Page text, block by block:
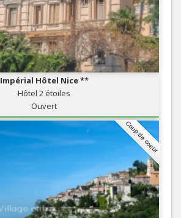
Impérial Hôtel Nice **
Hôtel 2 étoiles
Ouvert
Coup de coeur